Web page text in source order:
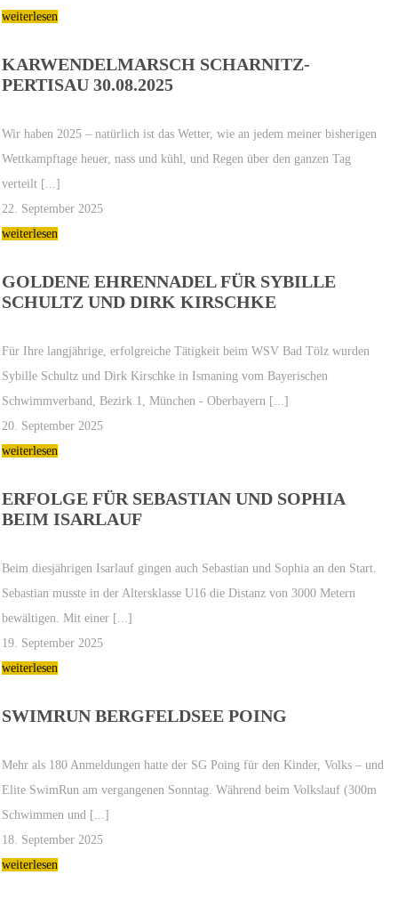
weiterlesen
KARWENDELMARSCH SCHARNITZ-
PERTISAU 30.08.2025
Wir haben 2025 – natürlich ist das Wetter, wie an jedem meiner bisherigen
Wettkampftage heuer, nass und kühl, und Regen über den ganzen Tag
verteilt [...]
22. September 2025
weiterlesen
GOLDENE EHRENNADEL FÜR SYBILLE
SCHULTZ UND DIRK KIRSCHKE
Für Ihre langjährige, erfolgreiche Tätigkeit beim WSV Bad Tölz wurden
Sybille Schultz und Dirk Kirschke in Ismaning vom Bayerischen
Schwimmverband, Bezirk 1, München - Oberbayern [...]
20. September 2025
weiterlesen
ERFOLGE FÜR SEBASTIAN UND SOPHIA
BEIM ISARLAUF
Beim diesjährigen Isarlauf gingen auch Sebastian und Sophia an den Start.
Sebastian musste in der Altersklasse U16 die Distanz von 3000 Metern
bewältigen. Mit einer [...]
19. September 2025
weiterlesen
SWIMRUN BERGFELDSEE POING
Mehr als 180 Anmeldungen hatte der SG Poing für den Kinder, Volks – und
Elite SwimRun am vergangenen Sonntag. Während beim Volkslauf (300m
Schwimmen und [...]
18. September 2025
weiterlesen